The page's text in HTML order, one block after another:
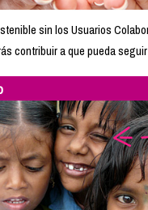
sin los Usuarios
contribuir a que pueda